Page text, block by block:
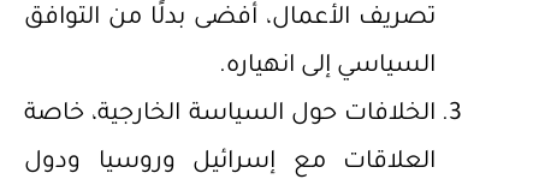
تصريف الأعمال، أُفضى بدلًا من التوافق
السياسي إلى انهياره.
الخلافات حول السياسة الخارجية، خاصة
العلاقات مع إسرائيل وروسيا ودول